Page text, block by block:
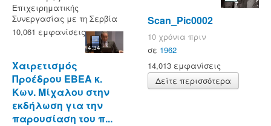
Επιχειρηματικής
Συνεργασίας με τη Σερβία
10,061 εμφανίσεις
4:34
Χαιρετισμός
Προέδρου ΕΒΕΑ κ.
Κων. Μίχαλου στην
εκδήλωση για την
παρουσίαση του π...
Scan_Pic0002
10 χρόνια πριν
σε 1962
14,013 εμφανίσεις
Δείτε περισσότερα